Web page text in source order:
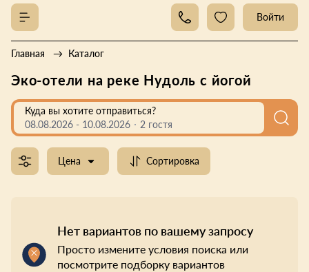
Войти
Главная Каталог
Эко-отели на реке Нудоль с йогой
Куда вы хотите отправиться?
08.08.2026 - 10.08.2026 2 гостя
Цена Сортировка
Нет вариантов по вашему запросу
Просто измените условия поиска или
посмотрите подборку вариантов